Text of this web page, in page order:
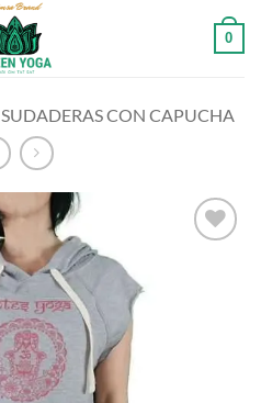
0
SUDADERAS CON CAPUCHA